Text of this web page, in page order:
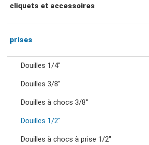
clés mixtes
clés mixtes à cliquet
clés à double anneau
clés à cliquet à double anneau
clés à fourche doubles
cliquets et accessoires
Cliquets et accessoires à
Cliquets et poignées à
Accessoires entraînement 1/4"
prises
Douilles 1/4"
Douilles 3/8"
Douilles à chocs 3/8"
Douilles 1/2"
Douilles à chocs à prise 1/2"